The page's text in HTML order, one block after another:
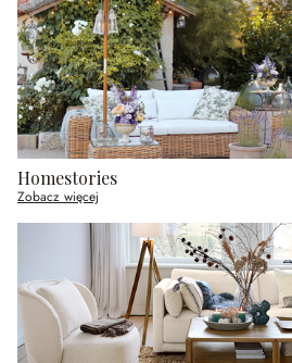
Homestories
Zobacz więcej